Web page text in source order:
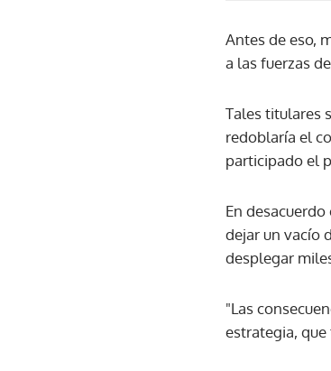
Antes de eso,
a las fuerzas
Tales titulares
redoblaría el
participado el
En
dejar un vacío
desplegar
"Las
estrategia, que